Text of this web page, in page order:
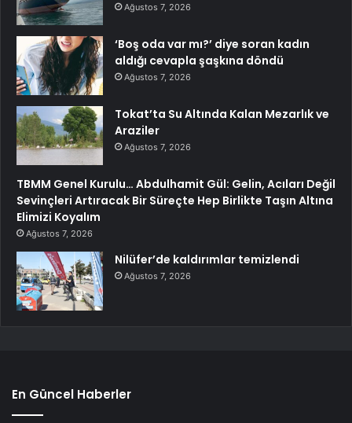
Ağustos 7, 2026
‘Boş oda var mı?’ diye soran kadın
aldığı cevapla şaşkına döndü
Ağustos 7, 2026
Tokat’ta Su Altında Kalan Mezarlık ve
Araziler
Ağustos 7, 2026
TBMM Genel Kurulu… Abdulhamit Gül: Gelin, Acıları Değil
Sevinçleri Artıracak Bir Süreçte Hep Birlikte Taşın Altına
Elimizi Koyalım
Ağustos 7, 2026
Nilüfer’de kaldırımlar temizlendi
Ağustos 7, 2026
En Güncel Haberler